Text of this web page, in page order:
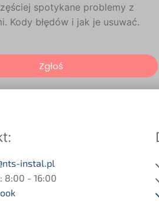
spotykane problemy z
Kody błędów i jak je usuwać.
Zgłoś
instal.pl
8:00 - 16:00